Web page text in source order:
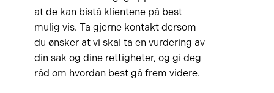
at de kan bistå klientene på best
mulig vis. Ta gjerne kontakt dersom
du ønsker at vi skal ta en vurdering av
din sak og dine rettigheter, og gi deg
råd om hvordan best gå frem videre.